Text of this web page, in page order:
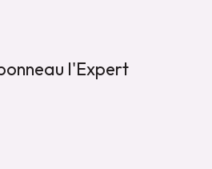
l'Expert